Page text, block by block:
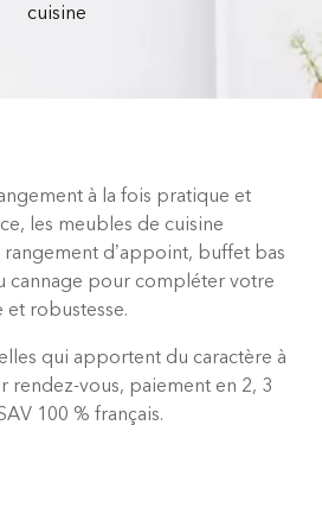
cuisine
à la fois pratique et
les meubles de cuisine
d’appoint, buffet bas
cannage pour compléter votre
et robustesse.
qui apportent du caractère à
rendez-vous, paiement en 2, 3
100 % français.